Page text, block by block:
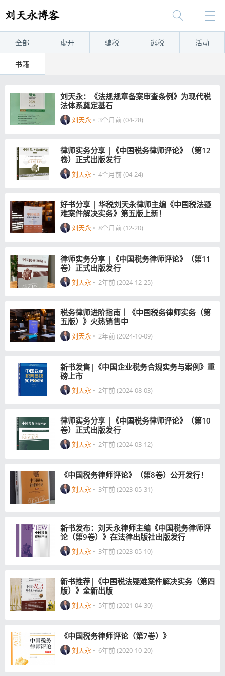
全部 虚开 骗税 逃税 活动
书籍
刘天永：《法规规章备案审查条例》为现代税
法体系奠定基石
刘天永 • 3个月前 (04-28)
律师实务分享 |《中国税务律师评论》（第12
卷）正式出版发行
刘天永 • 4个月前 (04-24)
好书分享 | 华税刘天永律师主编《中国税法疑
难案件解决实务》第五版上新！
刘天永 • 8个月前 (12-20)
律师实务分享 |《中国税务律师评论》（第11
卷）正式出版发行
刘天永 • 2年前 (2024-12-25)
税务律师进阶指南｜《中国税务律师实务（第
五版）》火热销售中
刘天永 • 2年前 (2024-10-09)
新书发售|《中国企业税务合规实务与案例》重
磅上市
刘天永 • 2年前 (2024-08-03)
律师实务分享 |《中国税务律师评论》（第10
卷）正式出版发行
刘天永 • 2年前 (2024-03-12)
《中国税务律师评论》（第8卷）公开发行！
刘天永 • 3年前 (2023-05-31)
新书发布：刘天永律师主编《中国税务律师评
论（第9卷）》在法律出版社出版发行
刘天永 • 3年前 (2023-05-10)
新书推荐|《中国税法疑难案件解决实务（第四
版）》全新出版
刘天永 • 5年前 (2021-04-30)
《中国税务律师评论（第7卷）》
刘天永 • 6年前 (2020-10-20)